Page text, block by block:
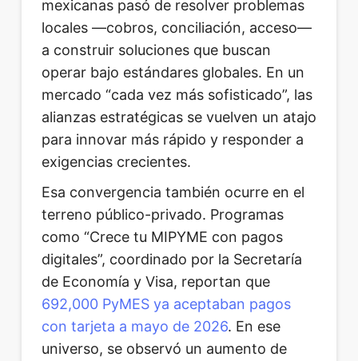
mexicanas pasó de resolver problemas
locales —cobros, conciliación, acceso—
a construir soluciones que buscan
operar bajo estándares globales. En un
mercado “cada vez más sofisticado”, las
alianzas estratégicas se vuelven un atajo
para innovar más rápido y responder a
exigencias crecientes.
Esa convergencia también ocurre en el
terreno público-privado. Programas
como “Crece tu MIPYME con pagos
digitales”, coordinado por la Secretaría
de Economía y Visa, reportan que
692,000 PyMES ya aceptaban pagos
con tarjeta a mayo de 2026. En ese
universo, se observó un aumento de